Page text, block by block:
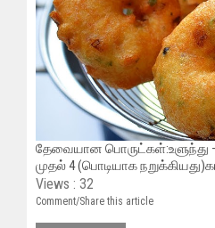
தேவையான பொருட்கள்:உளுந்து
முதல் 4 (பொடியாக
Views : 32
Comment/Share this article